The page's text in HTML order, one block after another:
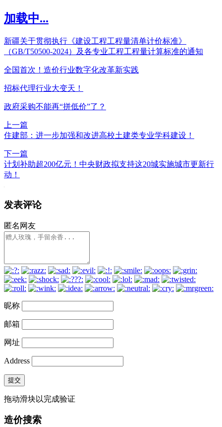
加载中...
新疆关于贯彻执行《建设工程工程量清单计价标准》
（GB/T50500-2024）及各专业工程工程量计算标准的通知
全国首次！造价行业数字化改革新实践
招标代理行业大变天！
政府采购不能再“拼低价”了？
上一篇
住建部：进一步加强和改进高校土建类专业学科建设！
下一篇
计划补助超200亿元！中央财政拟支持这20城实施城市更新行
动！
发表评论
匿名网友
昵称
邮箱
网址
Address
提交
拖动滑块以完成验证
造价搜索